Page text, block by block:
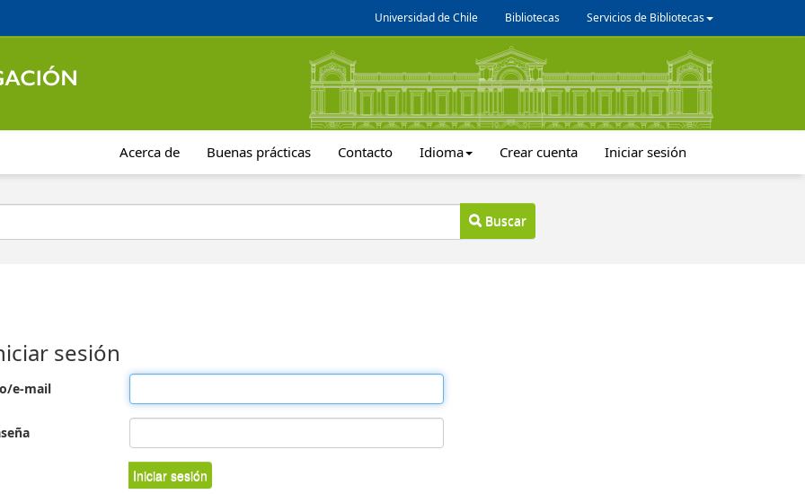
Universidad de Chile Bibliotecas Servicios de Bibliotecas
Acerca de Buenas prácticas Contacto Idioma Crear cuenta Iniciar sesión
Buscar
sesión
e-mail
Iniciar sesión